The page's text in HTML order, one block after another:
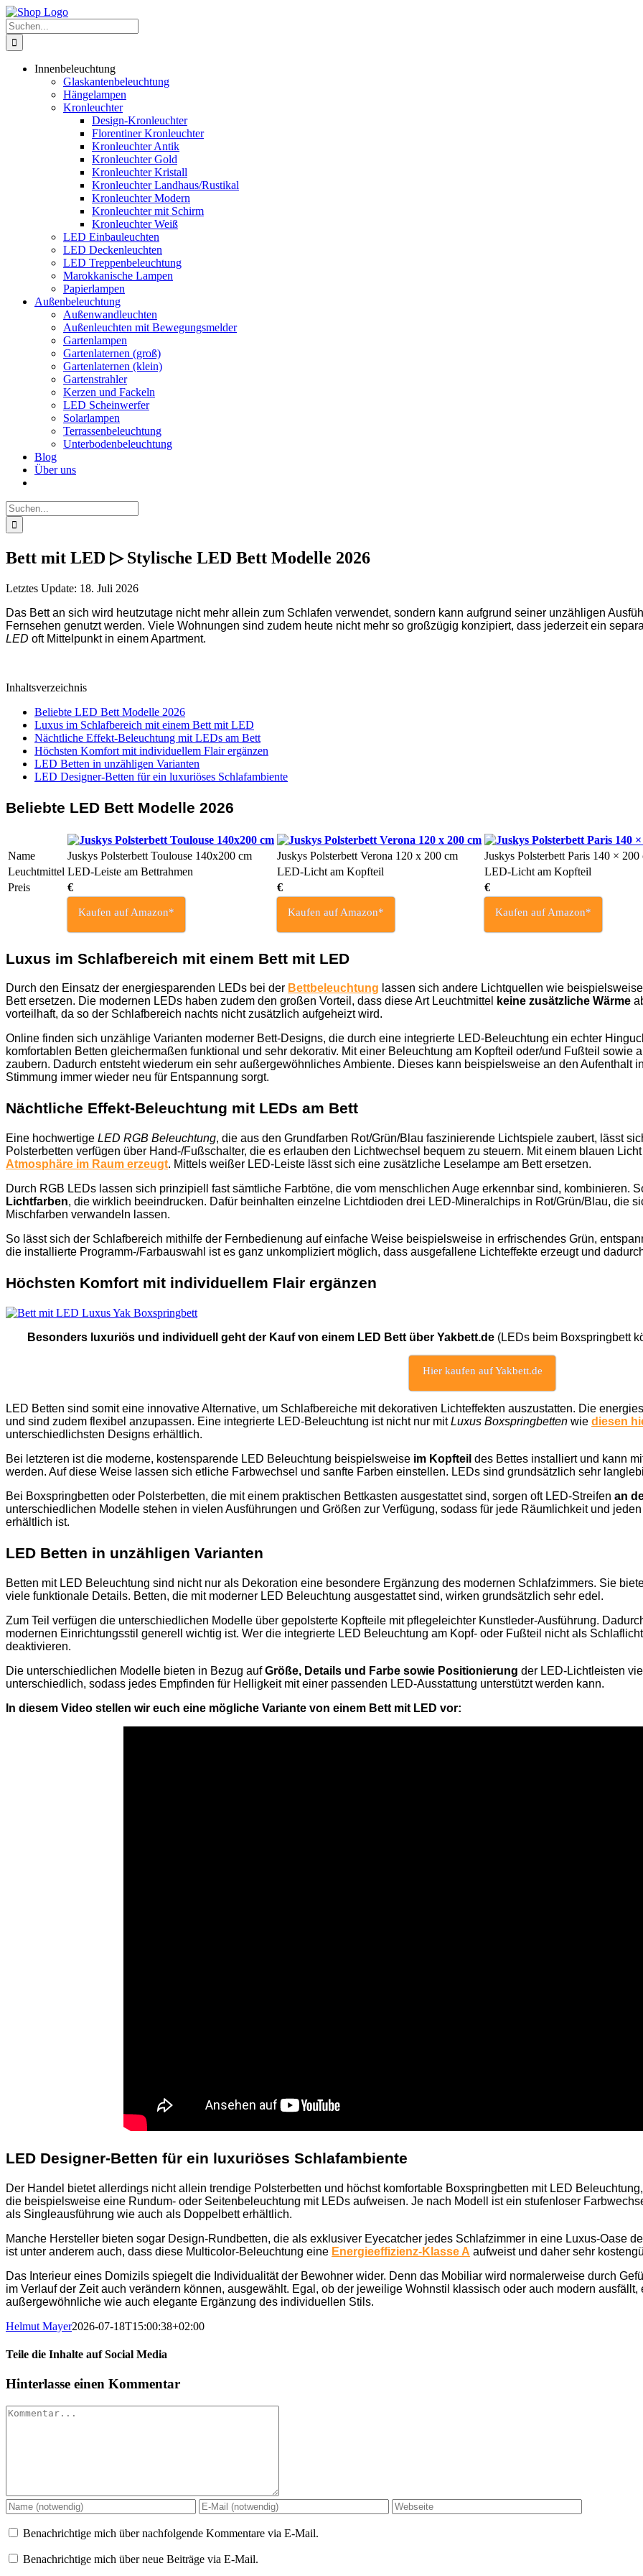
Zum
Inhalt
springen
Suche
nach:
Innenbeleuchtung
Glaskantenbeleuchtung
Hängelampen
Kronleuchter
Design-Kronleuchter
Florentiner Kronleuchter
Kronleuchter Antik
Kronleuchter Gold
Kronleuchter Kristall
Kronleuchter Landhaus/Rustikal
Kronleuchter Modern
Kronleuchter mit Schirm
Kronleuchter Weiß
LED Einbauleuchten
LED Deckenleuchten
LED Treppenbeleuchtung
Marokkanische Lampen
Papierlampen
Außenbeleuchtung
Außenwandleuchten
Außenleuchten mit Bewegungsmelder
Gartenlampen
Gartenlaternen (groß)
Gartenlaternen (klein)
Gartenstrahler
Kerzen und Fackeln
LED Scheinwerfer
Solarlampen
Terrassenbeleuchtung
Unterbodenbeleuchtung
Blog
Über uns
Suche
nach:
Bett mit LED ▷ Stylische LED Bett Modelle 2026
Letztes Update: 18. Juli 2026
Das Bett an sich wird heutzutage nicht mehr allein zum Schlafen verwendet, sondern kann aufgrund seiner unzähligen
Fernsehen genutzt werden. Viele Wohnungen sind zudem heute nicht mehr so großzügig konzipiert, dass jederzeit ein
LED oft Mittelpunkt in einem Apartment.
Inhaltsverzeichnis
Beliebte LED Bett Modelle 2026
Luxus im Schlafbereich mit einem Bett mit LED
Nächtliche Effekt-Beleuchtung mit LEDs am Bett
Höchsten Komfort mit individuellem Flair ergänzen
LED Betten in unzähligen Varianten
LED Designer-Betten für ein luxuriöses Schlafambiente
Beliebte LED Bett Modelle 2026
Name Juskys Polsterbett Toulouse 140x200 cm Juskys Polsterbett Verona 120 x 200 cm
Juskys Polsterbett Paris 140 × 200
Leuchtmittel LED-Leiste am Bettrahmen LED-Licht am Kopfteil
LED-Licht am Kopfteil
Preis
€ € €
Kaufen auf Amazon* Kaufen auf Amazon* Kaufen auf Amazon*
Luxus im Schlafbereich mit einem Bett mit LED
Durch den Einsatz der energiesparenden LEDs bei der Bettbeleuchtung lassen sich andere Lichtquellen wie
Bett ersetzen. Die modernen LEDs haben zudem den großen Vorteil, dass diese Art Leuchtmittel
keine zusätzliche Wärme
vorteilhaft, da so der Schlafbereich nachts nicht zusätzlich aufgeheizt wird.
Online finden sich unzählige Varianten moderner Bett-Designs, die durch eine integrierte LED-Beleuchtung ein echter
komfortablen Betten gleichermaßen funktional und sehr dekorativ. Mit einer Beleuchtung am Kopfteil oder/und Fußteil sowie
zaubern. Dadurch entsteht wiederum ein sehr außergewöhnliches Ambiente. Dieses kann beispielsweise an den Aufenthalt
Stimmung immer wieder neu für Entspannung sorgt.
Nächtliche Effekt-Beleuchtung mit LEDs am Bett
Eine hochwertige LED RGB Beleuchtung, die aus den Grundfarben Rot/Grün/Blau faszinierende Lichtspiele zaubert, lässt
Polsterbetten verfügen über Hand-/Fußschalter, die es erlauben den Lichtwechsel bequem zu steuern. Mit einem blauen
Atmosphäre im Raum erzeugt. Mittels weißer LED-Leiste lässt sich eine zusätzliche Leselampe am Bett ersetzen.
Durch RGB LEDs lassen sich prinzipiell fast sämtliche Farbtöne, die vom menschlichen Auge erkennbar sind, kombinieren.
Lichtfarben, die wirklich beeindrucken. Dafür beinhalten einzelne Lichtdioden drei LED-Mineralchips in Rot/Grün/Blau, die
Mischfarben verwandeln lassen.
So lässt sich der Schlafbereich mithilfe der Fernbedienung auf einfache Weise beispielsweise in erfrischendes Grün,
die installierte Programm-/Farbauswahl ist es ganz unkompliziert möglich, dass ausgefallene Lichteffekte erzeugt und
Höchsten Komfort mit individuellem Flair ergänzen
Besonders luxuriös und individuell geht der Kauf von einem LED Bett über Yakbett.de (LEDs beim Boxspringbett
Hier kaufen auf Yakbett.de
LED Betten sind somit eine innovative Alternative, um Schlafbereiche mit dekorativen Lichteffekten auszustatten. Die
und sind zudem flexibel anzupassen. Eine integrierte LED-Beleuchtung ist nicht nur mitLuxus Boxspringbetten wie diesen
unterschiedlichsten Designs erhältlich.
Bei letzteren ist die moderne, kostensparende LED Beleuchtung beispielsweise im Kopfteil des Bettes installiert und kann
werden. Auf diese Weise lassen sich etliche Farbwechsel und sanfte Farben einstellen. LEDs sind grundsätzlich sehr
Bei Boxspringbetten oder Polsterbetten, die mit einem praktischen Bettkasten ausgestattet sind, sorgen oft LED-Streifen an
unterschiedlichen Modelle stehen in vielen Ausführungen und Größen zur Verfügung, sodass für jede Räumlichkeit und
erhältlich ist.
LED Betten in unzähligen Varianten
Betten mit LED Beleuchtung sind nicht nur als Dekoration eine besondere Ergänzung des modernen Schlafzimmers. Sie
viele funktionale Details. Betten, die mit moderner LED Beleuchtung ausgestattet sind, wirken grundsätzlich sehr edel.
Zum Teil verfügen die unterschiedlichen Modelle über gepolsterte Kopfteile mit pflegeleichter Kunstleder-Ausführung.
modernen Einrichtungsstil generell wichtig ist. Wer die integrierte LED Beleuchtung am Kopf- oder Fußteil nicht als
deaktivieren.
Die unterschiedlichen Modelle bieten in Bezug aufGröße, Details und Farbe sowie Positionierung der LED-Lichtleisten
unterschiedlich, sodass jedes Empfinden für Helligkeit mit einer passenden LED-Ausstattung unterstützt werden kann.
In diesem Video stellen wir euch eine mögliche Variante von einem Bett mit LED vor:
LED Designer-Betten für ein luxuriöses Schlafambiente
Der Handel bietet allerdings nicht allein trendige Polsterbetten und höchst komfortable Boxspringbetten mit LED
die beispielsweise eine Rundum- oder Seitenbeleuchtung mit LEDs aufweisen. Je nach Modell ist ein stufenloser
als Singleausführung wie auch als Doppelbett erhältlich.
Manche Hersteller bieten sogar Design-Rundbetten, die als exklusiver Eyecatcher jedes Schlafzimmer in eine Luxus-Oase
ist unter anderem auch, dass diese Multicolor-Beleuchtung eine Energieeffizienz-Klasse A aufweist und daher sehr
Das Interieur eines Domizils spiegelt die Individualität der Bewohner wider. Denn das Mobiliar wird normalerweise durch
im Verlauf der Zeit auch verändern können, ausgewählt. Egal, ob der jeweilige Wohnstil klassisch oder auch modern
außergewöhnliche wie auch elegante Ergänzung des individuellen Stils.
Helmut Mayer2026-07-18T15:00:38+02:00
Teile die Inhalte auf Social Media
Facebook
X
Reddit
LinkedIn
WhatsApp
Telegram
Tumblr
Pinterest
Vk
Xing
E-
Hinterlasse einen Kommentar
Kommentar
Benachrichtige mich über nachfolgende Kommentare via E-Mail.
Benachrichtige mich über neue Beiträge via E-Mail.